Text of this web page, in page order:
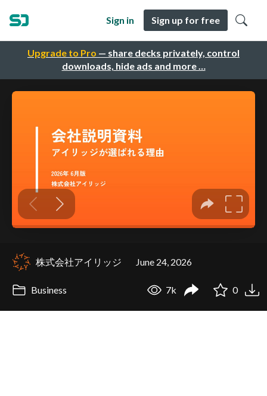
Upgrade to Pro — share decks privately, control
downloads, hide ads and more …
Sign in Sign up for free
株式会社アイリッジ June 24, 2026
Business 7k 0